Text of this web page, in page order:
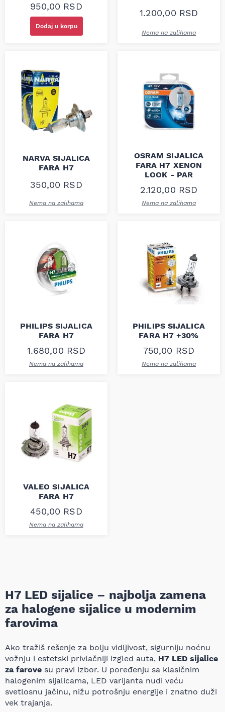
950,00 RSD
Dodaj u korpu
1.200,00 RSD
Nema na zalihama
NARVA SIJALICA
FARA H7
350,00 RSD
Nema na zalihama
OSRAM SIJALICA
FARA H7 XENON
LOOK - PAR
2.120,00 RSD
Nema na zalihama
PHILIPS SIJALICA
FARA H7
1.680,00 RSD
Nema na zalihama
PHILIPS SIJALICA
FARA H7 +30%
750,00 RSD
Nema na zalihama
VALEO SIJALICA
FARA H7
450,00 RSD
Nema na zalihama
H7 LED sijalice – najbolja zamena
za halogene sijalice u modernim
farovima
Ako tražiš rešenje za bolju vidljivost, sigurniju noćnu
vožnju i estetski privlačniji izgled auta, H7 LED sijalice
za farove su pravi izbor. U poređenju sa klasičnim
halogenim sijalicama, LED varijanta nudi veću
svetlosnu jačinu, nižu potrošnju energije i znatno duži
vek trajanja.